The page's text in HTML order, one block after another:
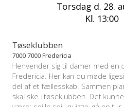
Torsdag d. 28.
Kl. 13:00
Tøseklubben
7000 7000 Fredericia
Henvender sig til damer med en
Fredericia. Her kan du møde
del af et fællesskab. Sammen
skal ske i tøseklubben. Det